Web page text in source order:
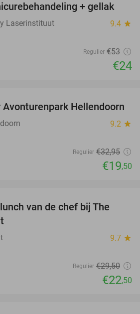
55%
+ gellak
Laserinstituut 9.4 star
Regulier €53
€24
41%
Hellendoorn
9.2 star
Regulier €32,95
€19,50
van de chef bij The
9.7 star
Regulier €29,50
€22,50